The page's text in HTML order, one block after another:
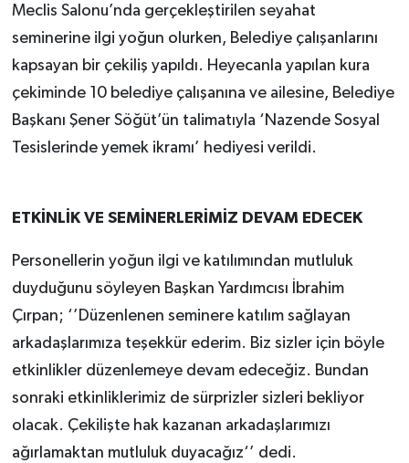
Meclis Salonu’nda gerçekleştirilen seyahat
seminerine ilgi yoğun olurken, Belediye çalışanlarını
kapsayan bir çekiliş yapıldı. Heyecanla yapılan kura
çekiminde 10 belediye çalışanına ve ailesine, Belediye
Başkanı Şener Söğüt’ün talimatıyla ‘Nazende Sosyal
Tesislerinde yemek ikramı’ hediyesi verildi.
ETKİNLİK VE SEMİNERLERİMİZ DEVAM EDECEK
Personellerin yoğun ilgi ve katılımından mutluluk
duyduğunu söyleyen Başkan Yardımcısı İbrahim
Çırpan; ‘’Düzenlenen seminere katılım sağlayan
arkadaşlarımıza teşekkür ederim. Biz sizler için böyle
etkinlikler düzenlemeye devam edeceğiz. Bundan
sonraki etkinliklerimiz de sürprizler sizleri bekliyor
olacak. Çekilişte hak kazanan arkadaşlarımızı
ağırlamaktan mutluluk duyacağız‘’ dedi.